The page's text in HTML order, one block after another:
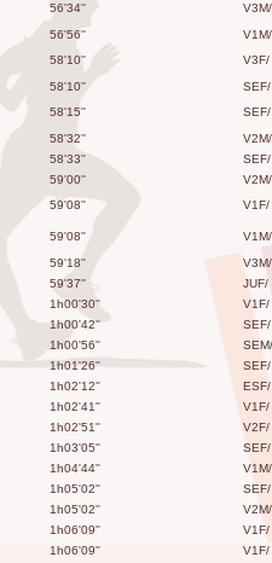
56'34''
V3M/
56'56''
V1M/
58'10''
V3F/
58'10''
SEF/
58'15''
SEF/
58'32''
V2M/
58'33''
SEF/
59'00''
V2M/
59'08'' V1F/
59'08''
V1M/
59'18''
V3M/
59'37''
JUF/
1h00'30''
V1F/
1h00'42''
SEF/
1h00'56''
SEM/
1h01'26''
SEF/
1h02'12''
ESF/
1h02'41''
V1F/
1h02'51''
V2F/
1h03'05''
SEF/
1h04'44''
V1M/
1h05'02''
SEF/
1h05'02''
V2M/
1h06'09''
V1F/
1h06'09'' V1F/